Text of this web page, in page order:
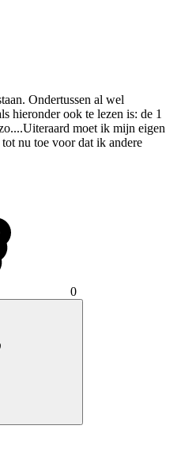
Ondertussen al wel
hieronder ook te lezen is: de 1
moet ik mijn eigen
nu toe voor dat ik andere
0